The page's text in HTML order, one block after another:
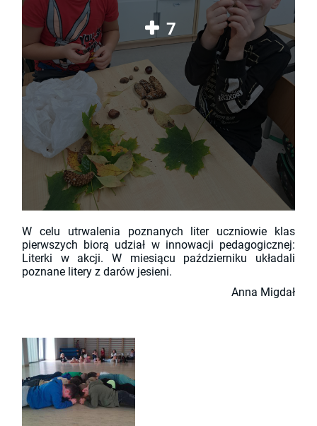
7
W celu utrwalenia poznanych liter uczniowie klas
pierwszych biorą udział w innowacji pedagogicznej:
Literki w akcji. W miesiącu październiku układali
poznane litery z darów jesieni.
Anna Migdał